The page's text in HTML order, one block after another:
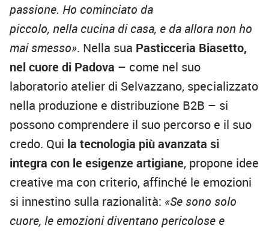
passione. Ho cominciato da
piccolo, nella cucina di casa, e da allora non ho
mai smesso». Nella sua Pasticceria Biasetto,
nel cuore di Padova – come nel suo
laboratorio atelier di Selvazzano, specializzato
nella produzione e distribuzione B2B – si
possono comprendere il suo percorso e il suo
credo. Qui la tecnologia più avanzata si
integra con le esigenze artigiane, propone idee
creative ma con criterio, affinché le emozioni
si innestino sulla razionalità: «Se sono solo
cuore, le emozioni diventano pericolose e